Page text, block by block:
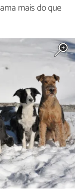
mais do que